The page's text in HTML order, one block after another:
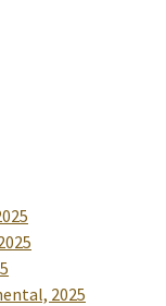
2025